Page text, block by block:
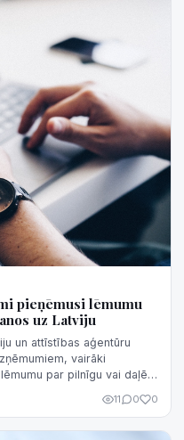
pieņēmusi lēmumu
uz Latviju
un attīstības aģentūru
vairāki
par pilnīgu vai daļēju
11 0 0